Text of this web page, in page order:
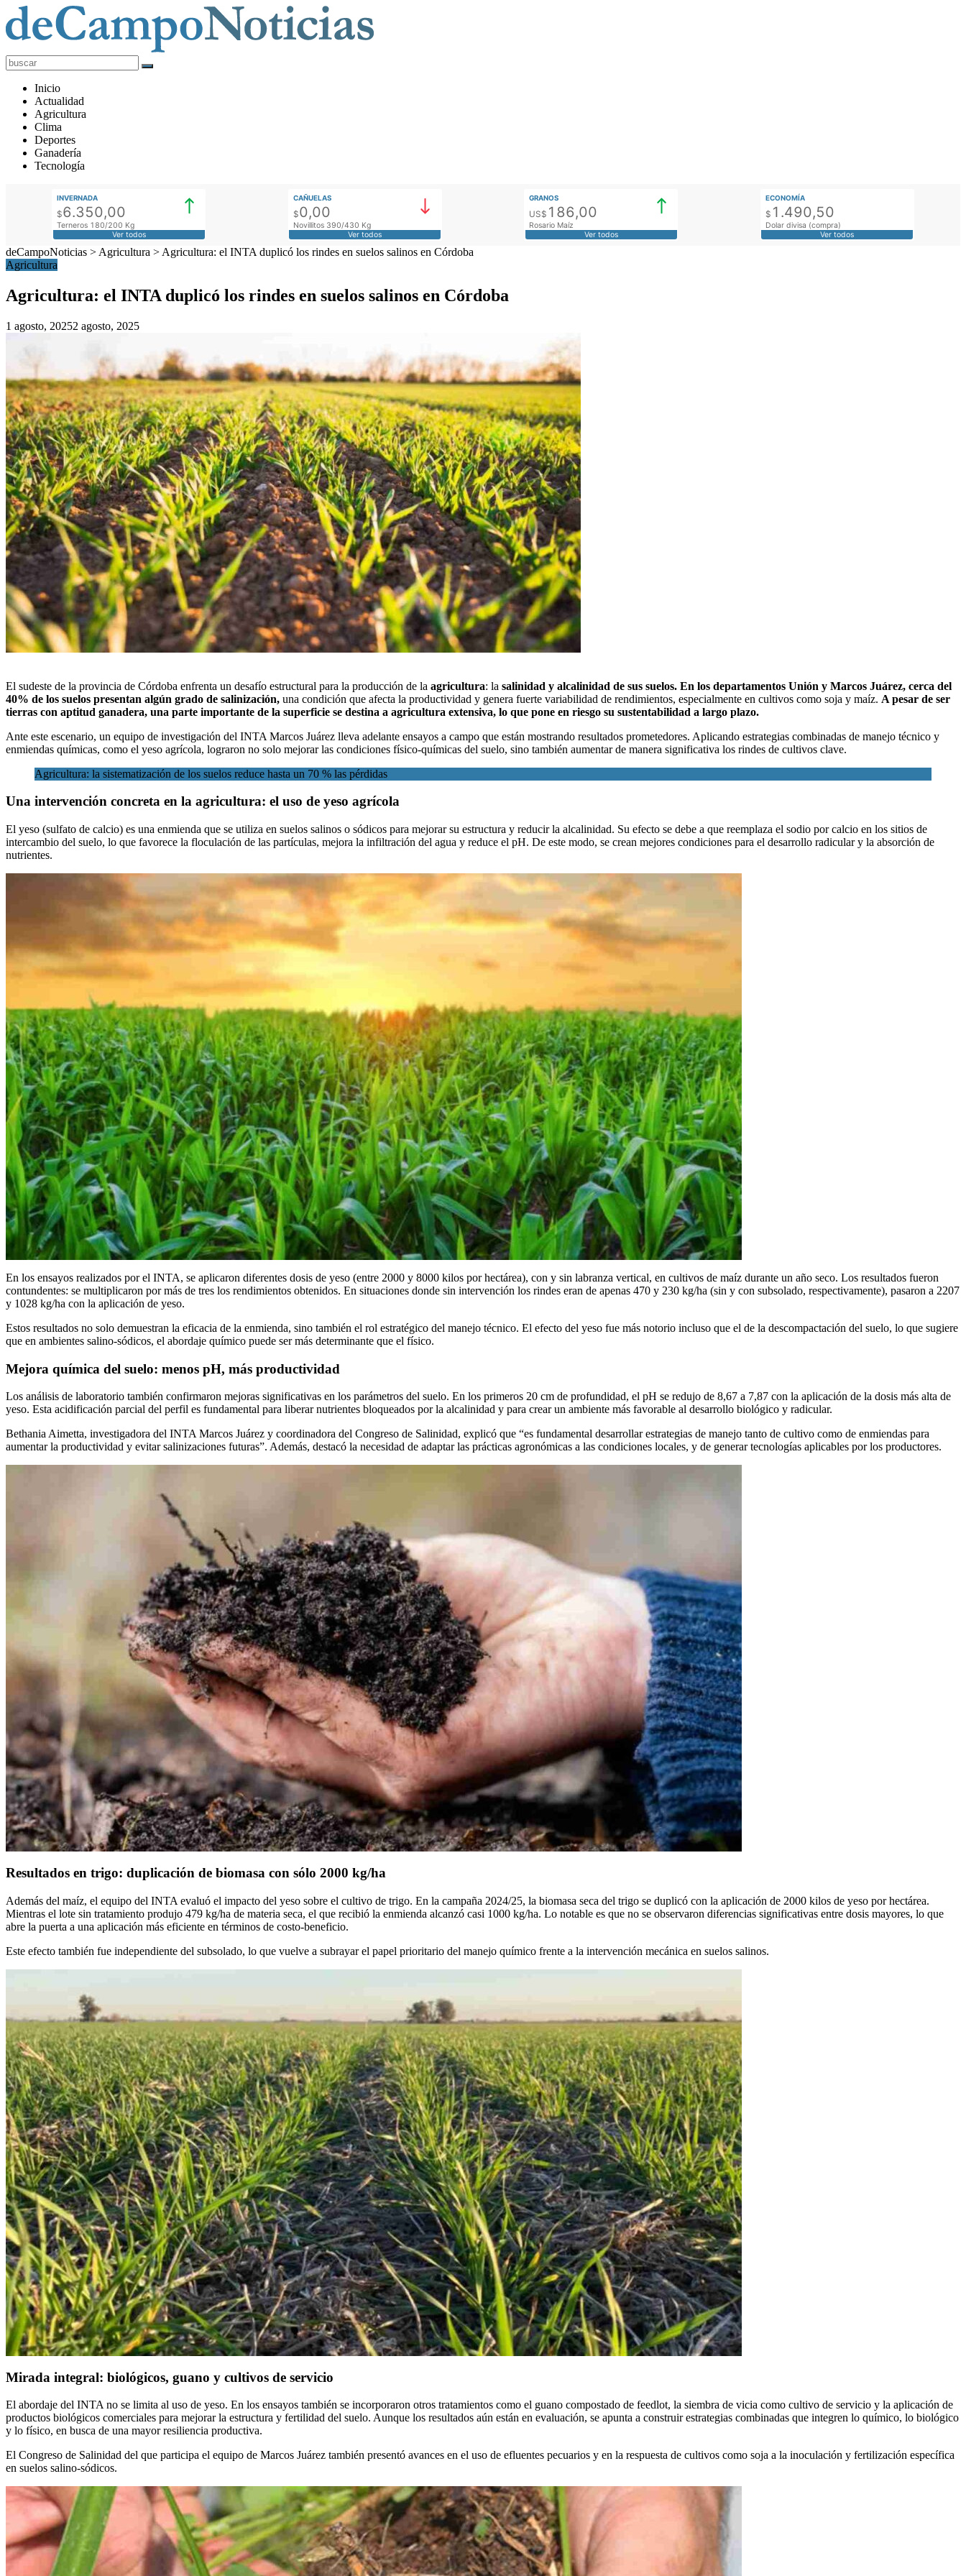
deCampoNoticias
Actualidad
Agropecuaria
Inicio
Actualidad
Agricultura
Clima
Deportes
Ganadería
Tecnología
INVERNADA
$6.350,00
Terneros 180/200 Kg
Ver todos
CAÑUELAS
$0,00
Novillitos 390/430 Kg
Ver todos
GRANOS
US$ 186,00
Rosario Maíz
Ver todos
ECONOMÍA
$ 1.490,50
Dolar divisa (compra)
Ver todos
deCampoNoticias > Agricultura > Agricultura: el INTA duplicó los rindes en suelos salinos en Córdoba
Agricultura
Agricultura: el INTA duplicó los rindes en suelos salinos en Córdoba
1 agosto, 20252 agosto, 2025
El sudeste de la provincia de Córdoba enfrenta un desafío estructural para la producción de la agricultura: la salinidad y alcalinidad de sus suelos. En los departamentos Unión y Marcos Juárez, cerca del
40% de los suelos presentan algún grado de salinización, una condición que afecta la productividad y genera fuerte variabilidad de rendimientos, especialmente en cultivos como soja y maíz. A pesar de ser
tierras con aptitud ganadera, una parte importante de la superficie se destina a agricultura extensiva, lo que pone en riesgo su sustentabilidad a largo plazo.
Ante este escenario, un equipo de investigación del INTA Marcos Juárez lleva adelante ensayos a campo que están mostrando resultados prometedores. Aplicando estrategias combinadas de manejo técnico y
enmiendas químicas, como el yeso agrícola, lograron no solo mejorar las condiciones físico-químicas del suelo, sino también aumentar de manera significativa los rindes de cultivos clave.
Agricultura: la sistematización de los suelos reduce hasta un 70 % las pérdidas
Una intervención concreta en la agricultura: el uso de yeso agrícola
El yeso (sulfato de calcio) es una enmienda que se utiliza en suelos salinos o sódicos para mejorar su estructura y reducir la alcalinidad. Su efecto se debe a que reemplaza el sodio por calcio en los sitios de
intercambio del suelo, lo que favorece la floculación de las partículas, mejora la infiltración del agua y reduce el pH. De este modo, se crean mejores condiciones para el desarrollo radicular y la absorción de
nutrientes.
En los ensayos realizados por el INTA, se aplicaron diferentes dosis de yeso (entre 2000 y 8000 kilos por hectárea), con y sin labranza vertical, en cultivos de maíz durante un año seco. Los resultados fueron
contundentes: se multiplicaron por más de tres los rendimientos obtenidos. En situaciones donde sin intervención los rindes eran de apenas 470 y 230 kg/ha (sin y con subsolado, respectivamente), pasaron a 2207
y 1028 kg/ha con la aplicación de yeso.
Estos resultados no solo demuestran la eficacia de la enmienda, sino también el rol estratégico del manejo técnico. El efecto del yeso fue más notorio incluso que el de la descompactación del suelo, lo que sugiere
que en ambientes salino-sódicos, el abordaje químico puede ser más determinante que el físico.
Mejora química del suelo: menos pH, más productividad
Los análisis de laboratorio también confirmaron mejoras significativas en los parámetros del suelo. En los primeros 20 cm de profundidad, el pH se redujo de 8,67 a 7,87 con la aplicación de la dosis más alta de
yeso. Esta acidificación parcial del perfil es fundamental para liberar nutrientes bloqueados por la alcalinidad y para crear un ambiente más favorable al desarrollo biológico y radicular.
Bethania Aimetta, investigadora del INTA Marcos Juárez y coordinadora del Congreso de Salinidad, explicó que “es fundamental desarrollar estrategias de manejo tanto de cultivo como de enmiendas para
aumentar la productividad y evitar salinizaciones futuras”. Además, destacó la necesidad de adaptar las prácticas agronómicas a las condiciones locales, y de generar tecnologías aplicables por los productores.
Resultados en trigo: duplicación de biomasa con sólo 2000 kg/ha
Además del maíz, el equipo del INTA evaluó el impacto del yeso sobre el cultivo de trigo. En la campaña 2024/25, la biomasa seca del trigo se duplicó con la aplicación de 2000 kilos de yeso por hectárea.
Mientras el lote sin tratamiento produjo 479 kg/ha de materia seca, el que recibió la enmienda alcanzó casi 1000 kg/ha. Lo notable es que no se observaron diferencias significativas entre dosis mayores, lo que
abre la puerta a una aplicación más eficiente en términos de costo-beneficio.
Este efecto también fue independiente del subsolado, lo que vuelve a subrayar el papel prioritario del manejo químico frente a la intervención mecánica en suelos salinos.
Mirada integral: biológicos, guano y cultivos de servicio
El abordaje del INTA no se limita al uso de yeso. En los ensayos también se incorporaron otros tratamientos como el guano compostado de feedlot, la siembra de vicia como cultivo de servicio y la aplicación de
productos biológicos comerciales para mejorar la estructura y fertilidad del suelo. Aunque los resultados aún están en evaluación, se apunta a construir estrategias combinadas que integren lo químico, lo biológico
y lo físico, en busca de una mayor resiliencia productiva.
El Congreso de Salinidad del que participa el equipo de Marcos Juárez también presentó avances en el uso de efluentes pecuarios y en la respuesta de cultivos como soja a la inoculación y fertilización específica
en suelos salino-sódicos.